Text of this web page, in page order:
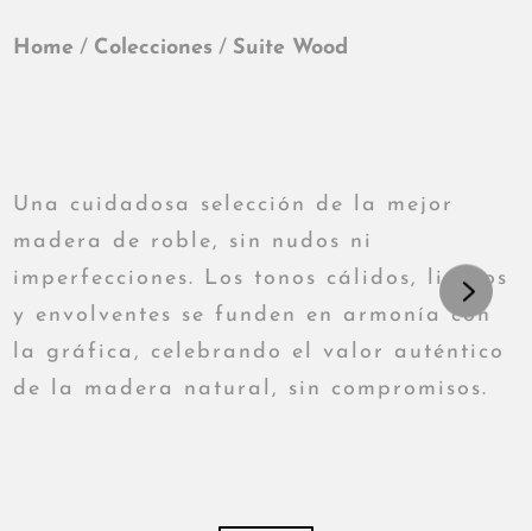
Home / Colecciones / Suite Wood
Una cuidadosa selección de la mejor
madera de roble, sin nudos ni
imperfecciones. Los tonos cálidos, ligeros
y envolventes se funden en armonía con
la gráfica, celebrando el valor auténtico
de la madera natural, sin compromisos.